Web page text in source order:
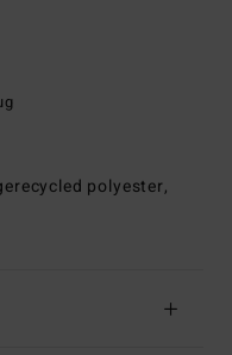
polyester,